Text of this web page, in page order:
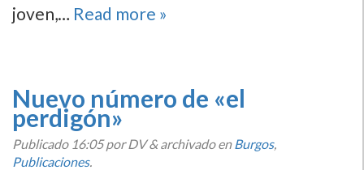
joven,… Read more »
Nuevo número de «el
perdigón»
Publicado 16:05por DV&archivado enBurgos,
Publicaciones.